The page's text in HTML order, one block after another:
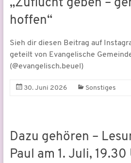
„Zuflucht geben –
hoffen“
Sieh dir diesen Beitrag auf
geteilt von Evangelische
(@evangelisch.beuel)
30. Juni 2026 Sonstiges
Dazu gehören –
Paul am 1. Juli,